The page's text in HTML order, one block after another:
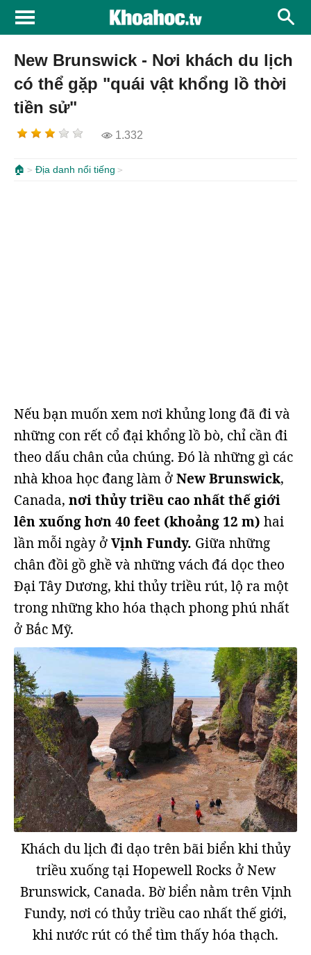
New Brunswick - Nơi khách du lịch
có thể gặp "quái vật khổng lồ thời
tiền sử"
1.332
🏠 Địa danh nổi tiếng
Nếu bạn muốn xem nơi khủng long đã đi và
những con rết cổ đại khổng lồ bò, chỉ cần đi
theo dấu chân của chúng. Đó là những gì các
nhà khoa học đang làm ởNew Brunswick,
Canada, nơi thủy triều cao nhất thế giới
lên xuống hơn 40 feet (khoảng 12 m) hai
lần mỗi ngày ởVịnh Fundy. Giữa những
chân đồi gồ ghề và những vách đá dọc theo
Đại Tây Dương, khi thủy triều rút, lộ ra một
trong những kho hóa thạch phong phú nhất
ở Bắc Mỹ.
Khách du lịch đi dạo trên bãi biển khi thủy
triều xuống tại Hopewell Rocks ở New
Brunswick, Canada. Bờ biển nằm trên Vịnh
Fundy, nơi có thủy triều cao nhất thế giới,
khi nước rút có thể tìm thấy hóa thạch.